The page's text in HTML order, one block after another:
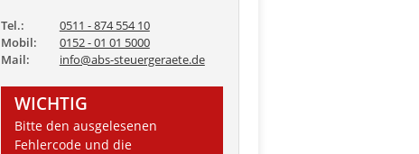
Tel.:
0511 - 874 554 10
Mobil:
0152 - 01 01 5000
Mail:
info@abs-steuergeraete.de
WICHTIG
Bitte den ausgelesenen
Fehlercode und die